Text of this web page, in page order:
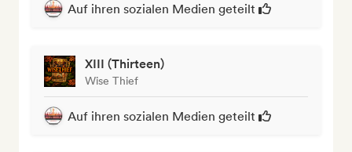
Auf ihren sozialen Medien geteilt
XIII (Thirteen)
Wise Thief
Auf ihren sozialen Medien geteilt